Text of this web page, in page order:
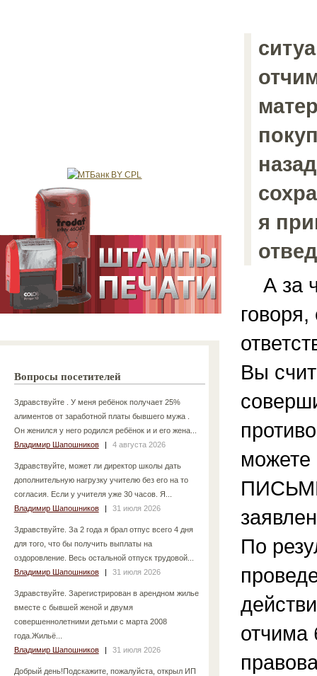
Вопросы посетителей
Здравствуйте . У меня ребёнок получает 25%
алиментов от заработной платы бывшего мужа .
Он женился у него родился ребёнок и и его жена...
Владимир Шапошников
| 4 августа 2026
Здравствуйте, может ли директор школы дать
дополнительную нагрузку учителю без его на то
согласия. Если у учителя уже 30 часов. Я...
Владимир Шапошников
| 31 июля 2026
Здравствуйте. За 2 года я брал отпус всего 4 дня
для того, что бы получить выплаты на
оздоровление. Весь остальной отпуск трудовой...
Владимир Шапошников
| 31 июля 2026
Здравствуйте. Зарегистрирован в арендном жилье
вместе с бывшей женой и двумя
совершеннолетними детьми с марта 2008
года.Жильё...
Владимир Шапошников
| 31 июля 2026
Добрый день!Подскажите, пожалуйста, открыл ИП
я
А за
говоря,
Вы
можете
По
отчима